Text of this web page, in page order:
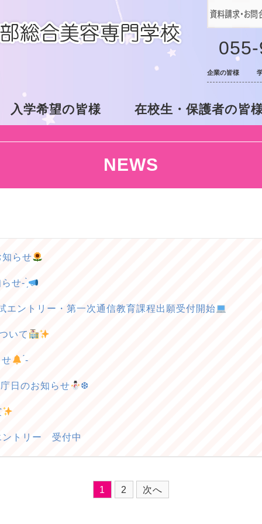
企業の皆様
入学希望の皆様 在校生・保護者の皆
NEWS
らせ
せ-
エントリー・第一次通信教育課程出願受付開始
いて
́-
日のお知らせ ❆
ントリー 受付中
1 2 次へ